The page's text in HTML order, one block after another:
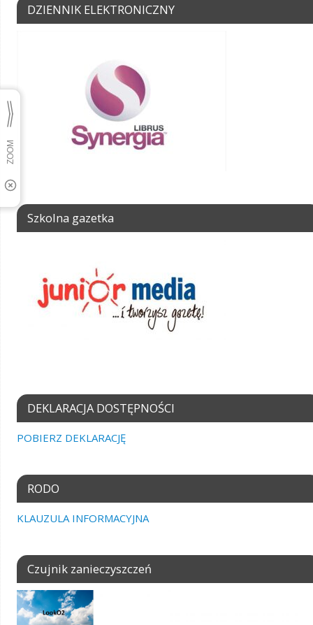
DZIENNIK ELEKTRONICZNY
Szkolna gazetka
DEKLARACJA DOSTĘPNOŚCI
POBIERZ DEKLARACJĘ
RODO
KLAUZULA INFORMACYJNA
Czujnik zanieczyszczeń